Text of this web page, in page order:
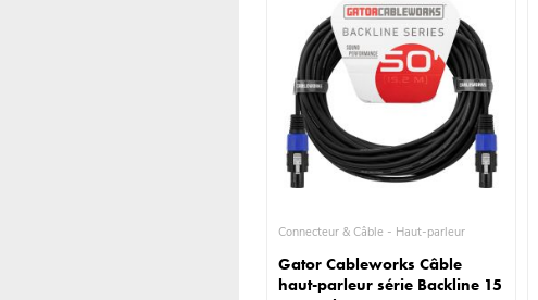
Connecteur & Câble - Haut-parleur
Gator Cableworks Câble
haut-parleur série Backline 15